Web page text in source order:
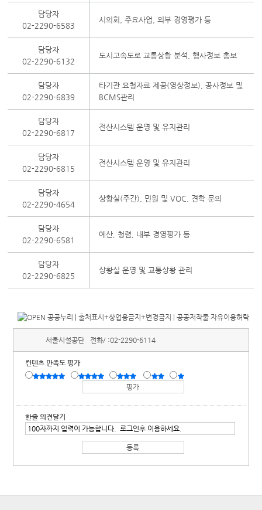
담당자
02-2290-6583
시의회, 주요사업, 외부 경영평가 등
담당자
02-2290-6132
도시고속도로 교통상황 분석, 행사정보 홍보
담당자
02-2290-6839
타기관 요청자료 제공(영상정보), 공사정보 및
BCMS관리
담당자
02-2290-6817
전산시스템 운영 및 유지관리
담당자
02-2290-6815
전산시스템 운영 및 유지관리
담당자
02-2290-4654
상황실(주간), 민원 및 VOC, 견학 문의
담당자
02-2290-6581
예산, 청렴, 내부 경영평가 등
담당자
02-2290-6825
상황실 운영 및 교통상황 관리
서울시설공단 전화/ :02-2290-6114
컨텐츠 만족도 평가
한줄 의견달기